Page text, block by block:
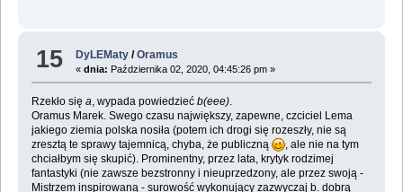
15 DyLEMaty /Oramus
«dnia: Października 02, 2020, 04:45:26 pm »
Rzekło się a , wypada powiedzieć b(eee).
Oramus Marek. Swego czasu największy, zapewne, czciciel Lema
jakiego ziemia polska nosiła (potem ich drogi się rozeszły, nie są
zresztą te sprawy tajemnicą, chyba, że publiczną
, ale nie na tym
chciałbym się skupić). Prominentny, przez lata, krytyk rodzimej
fantastyki (nie zawsze bezstronny i nieuprzedzony, ale przez swoją -
Mistrzem inspirowaną - surowość wykonujący zazwyczaj b. dobrą